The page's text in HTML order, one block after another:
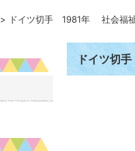
> ドイツ切手 1981年 社会
ドイツ切